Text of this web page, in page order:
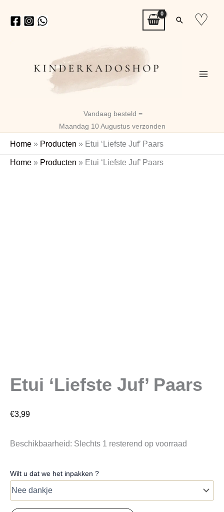
naar
Zoeken
♡
Vandaag besteld =
Maandag 10 Augustus verzonden
Home » Producten » Etui ‘Liefste Juf’ Paars
Home » Producten » Etui ‘Liefste Juf’ Paars
Etui ‘Liefste Juf’ Paars
€3,99
Beschikbaarheid: Slechts 1 resterend op voorraad
Wilt u dat we het inpakken ?
Etui